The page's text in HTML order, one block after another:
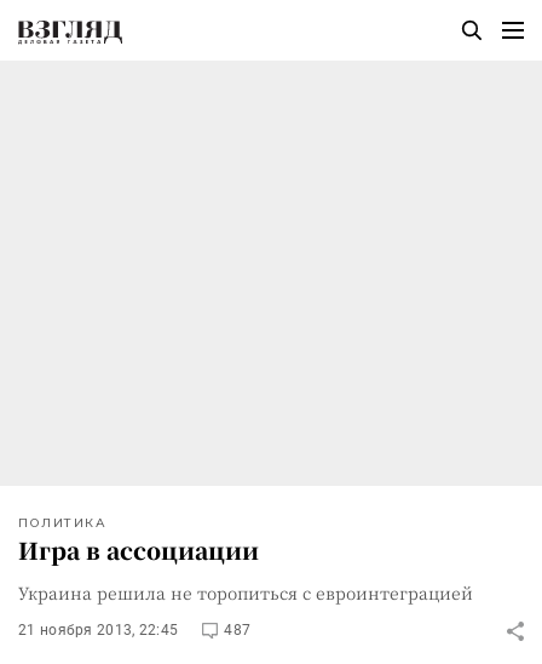
ПОЛИТИКА
Игра в ассоциации
Украина решила не торопиться с евроинтеграцией
21 ноября 2013, 22:45 487